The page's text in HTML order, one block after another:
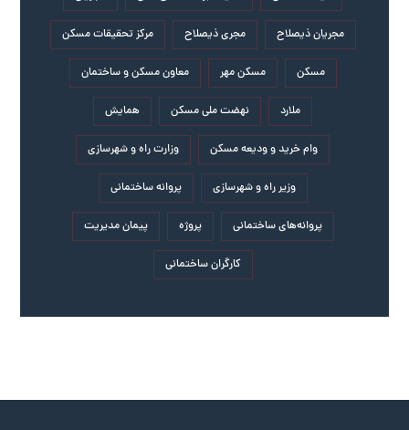
مجریان ذیصلاح مجری ذیصلاح مرکز تحقیقات مسکن
مسکن مسکن مهر معاون مسکن و ساختمان
ملارد نهضت ملی مسکن همایش
وام خرید و ودیعه مسکن وزارت راه و شهرسازی
وزیر راه و شهرسازی پروانه ساختمانی
پروانه‌های ساختمانی پروژه پیمان مدیریت
کارگران ساختمانی